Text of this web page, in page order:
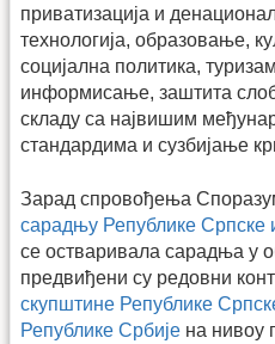
приватизација и
технологија, образовање,
социјална политика,
информисање, заштита
складу са највишим
стандардима и сузбијање
Зарад спровођења
сарадњу Републике Српске
се остваривала сарадња у
предвиђени су редовни
скупштине Републике
Републике Србије на нивоу